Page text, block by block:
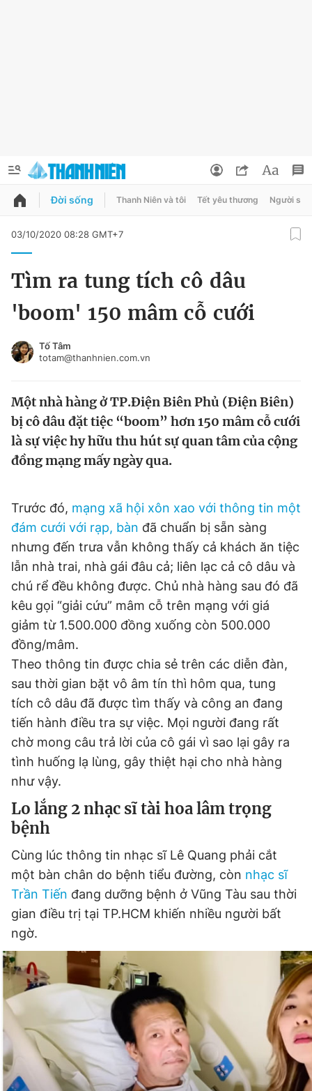
QUẢNG CÁO ĐẶT BÁO
Chào ngày mới
Tin thị trường Tin 360
Video Magazine
Tiện ích Bạn cần biết
Thông tin tòa soạn Liên hệ quảng cáo
Đọc Thanh Niên trên điện thoại
Theo dõi báo trên
Hotline
0906 645 777
Liên hệ quảng cáo
0908 780 404
Đặt báo Quảng cáo RSS Tòa soạn Chính sách bảo
Tổng biên tập: Nguyễn Ngọc Toàn
Phó tổng biên tập thường trực: Hải Thành
Phó tổng biên tập: Lâm Hiếu Dũng
Phó tổng biên tập: Trần Việt Hưng
Tổng thư ký tòa soạn: Đức Trung
Giấy phép xuất bản số 110/GP - BTTTT cấp ngày 24.3.2020
© 2003-2026 Bản quyền thuộc về Báo Thanh Niên. Cấm sao
chép dưới mọi hình thức nếu không có sự chấp thuận bằng văn
bản. Phát triển bởi ePi Technologies, JSC.
Đổi mật khẩu
Tin đã lưu
Tin đã xem
Đời sống Thanh Niên và tôi Tết yêu thương Người
03/10/2020 08:28 GMT+7
Tìm ra tung tích cô dâu
'boom' 150 mâm cỗ cưới
Tố Tâm
totam@thanhnien.com.vn
Một nhà hàng ở TP.Điện Biên Phủ (Điện Biên)
bị cô dâu đặt tiệc “boom” hơn 150 mâm cỗ cưới
là sự việc hy hữu thu hút sự quan tâm của cộng
đồng mạng mấy ngày qua.
Trước đó, mạng xã hội xôn xao với thông tin một
đám cưới với rạp, bàn đã chuẩn bị sẵn sàng
nhưng đến trưa vẫn không thấy cả khách ăn tiệc
lẫn nhà trai, nhà gái đâu cả; liên lạc cả cô dâu và
chú rể đều không được. Chủ nhà hàng sau đó đã
kêu gọi “giải cứu” mâm cỗ trên mạng với giá
giảm từ 1.500.000 đồng xuống còn 500.000
đồng/mâm.
Theo thông tin được chia sẻ trên các diễn đàn,
sau thời gian bặt vô âm tín thì hôm qua, tung
tích cô dâu đã được tìm thấy và công an đang
tiến hành điều tra sự việc. Mọi người đang rất
chờ mong câu trả lời của cô gái vì sao lại gây ra
tình huống lạ lùng, gây thiệt hại cho nhà hàng
như vậy.
Lo lắng 2 nhạc sĩ tài hoa lâm trọng
bệnh
Cùng lúc thông tin nhạc sĩ Lê Quang phải cắt
một bàn chân do bệnh tiểu đường, còn nhạc sĩ
Trần Tiến đang dưỡng bệnh ở Vũng Tàu sau thời
gian điều trị tại TP.HCM khiến nhiều người bất
ngờ.